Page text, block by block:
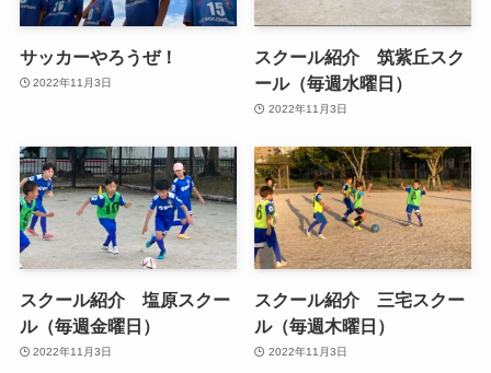
サッカーやろうぜ！
2022年11月3日
スクール紹介 筑紫丘スク
ール（毎週水曜日）
2022年11月3日
スクール紹介 塩原スクー
ル（毎週金曜日）
2022年11月3日
スクール紹介 三宅スクー
ル（毎週木曜日）
2022年11月3日